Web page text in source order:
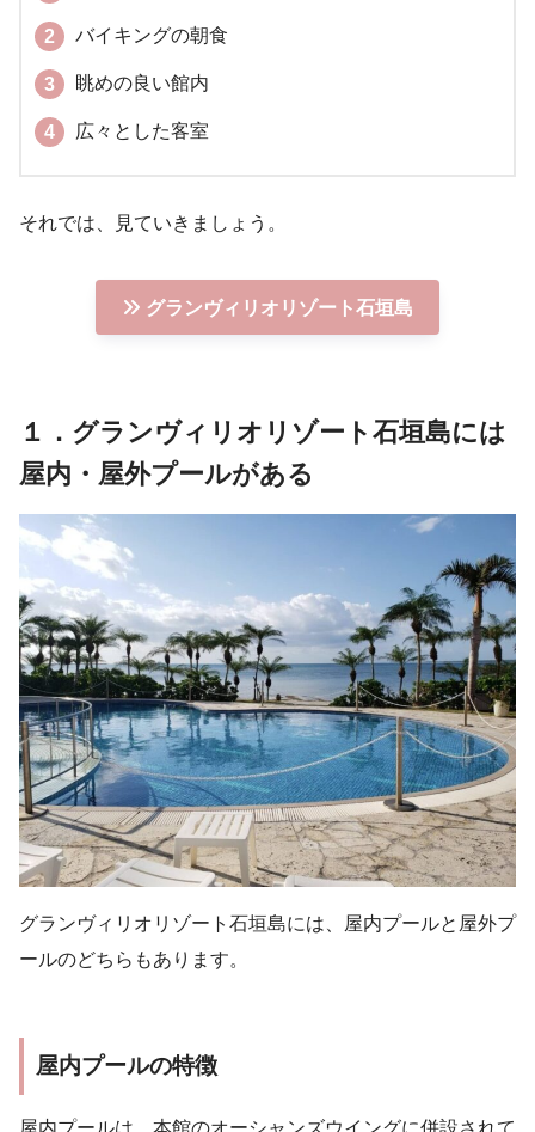
バイキングの朝食
眺めの良い館内
広々とした客室
それでは、見ていきましょう。
グランヴィリオリゾート石垣島
１．グランヴィリオリゾート石垣島には
屋内・屋外プールがある
グランヴィリオリゾート石垣島には、屋内プールと屋外プ
ールのどちらもあります。
屋内プールの特徴